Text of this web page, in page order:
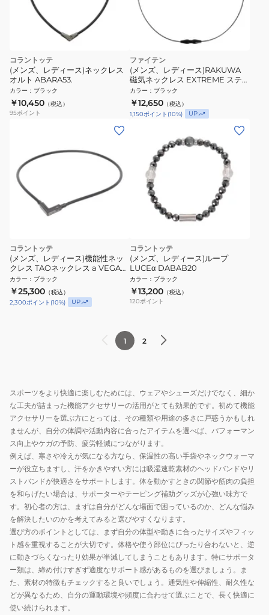
コラントッテ
(メンズ、レディース)ネックレス
オルト ABARA53.
カラー ： ブラック
￥10,450 （税込）
95ポイント
ファイテン
(メンズ、レディース)RAKUWA
磁気ネックレス EXTREME ステー
ション ブラック 50cm
0223TG908053
カラー ： ブラック
￥12,650 （税込）
1,150ポイント (10%) UP
コラントッテ
(メンズ、レディース)機能性ネッ
クレス TAOネックレス a VEGA
NEXT ABARK20 磁気ネックレス
スポーツネックレス 磁気 磁力
カラー ： ブラック
￥25,300 （税込）
2,300ポイント (10%) UP
コラントッテ
(メンズ、レディース)ループ
LUCEα DABAB20
カラー ： ブラック
￥13,200 （税込）
120ポイント
1 2
スポーツをより快適に楽しむためには、ウェアやシューズだけでなく、細か
な工夫が詰まった機能アクセサリーの活用がとても効果的です。初めて機能
アクセサリーを選ぶ方にとっては、その種類や用途の多さに戸惑うかもしれ
ませんが、自分の体調や活動内容に合ったアイテムを選べば、パフォーマン
ス向上やケガの予防、疲労軽減につながります。
例えば、寒さや冷えが気になる方なら、保温性の高い手袋やネックウォーマ
ーが役立ちますし、汗をかきやすい方には吸湿速乾素材のヘッドバンドやリ
ストバンドが快適さをサポートします。体を動かすときの関節や筋肉の負担
を和らげたい場合は、サポーターやテーピング補助グッズが心強い味方で
す。初心者の方は、まずは自分がどんな場面で困っているのか、どんな悩み
を解決したいのかを考えてみると選びやすくなります。
選び方のポイントとしては、まず自分の体型や動きに合ったサイズやフィッ
ト感を重視することが大切です。体格や使う部位にぴったり合わないと、逆
に動きづらくなったり効果が半減してしまうこともあります。特にサポータ
ー類は、締め付けすぎず適度なサポート感があるものを選びましょう。ま
た、素材の特徴もチェックすると良いでしょう。通気性や伸縮性、耐久性な
どが異なるため、自分の運動環境や頻度に合わせて選ぶことで、長く快適に
使い続けられます。